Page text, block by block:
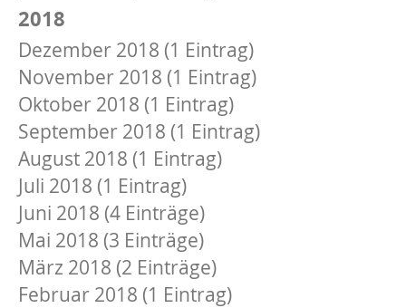
2018
Dezember 2018 (1 Eintrag)
November 2018 (1 Eintrag)
Oktober 2018 (1 Eintrag)
September 2018 (1 Eintrag)
August 2018 (1 Eintrag)
Juli 2018 (1 Eintrag)
Juni 2018 (4 Einträge)
Mai 2018 (3 Einträge)
März 2018 (2 Einträge)
Februar 2018 (1 Eintrag)